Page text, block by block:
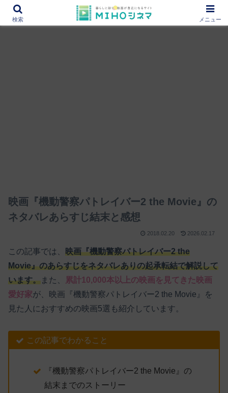
12000作品を紹介！あなたの映画図書館『MIHOシネマ』
映画『機動警察パトレイバー2 the Movie』の
ネタバレあらすじ結末と感想
2018.02.20 2026.02.17
この記事では、 映画『機動警察パトレイバー2 the
Movie』のあらすじをネタバレありの起承転結で解説して
います。 また、
累計10,000本以上の映画を見てきた映画
愛好家が、映画『機動警察パトレイバー2 the Movie』を
見た人におすすめの映画5選も紹介しています。
この記事でわかること
『機動警察パトレイバー2 the Movie』の
結末までのストーリー
検索 メニュー